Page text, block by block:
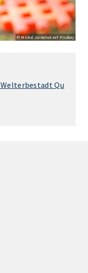
© Michal Jarmoluk auf Pixabay
Qu